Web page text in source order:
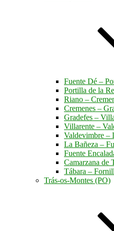
Fuente Dé –
Portilla de la
Riano –
Cremenes –
Gradefes –
Villarente –
Valdevimbre –
La Bañeza –
Fuente
Camarzana de
Tábara –
Trás-os-Montes (PO)